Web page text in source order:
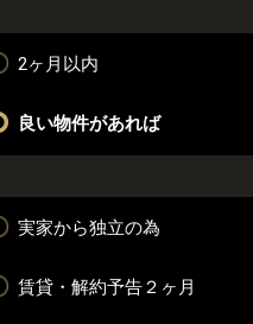
2ヶ月以内
良い物件があれば
実家から独立の為
賃貸・解約予告２ヶ月